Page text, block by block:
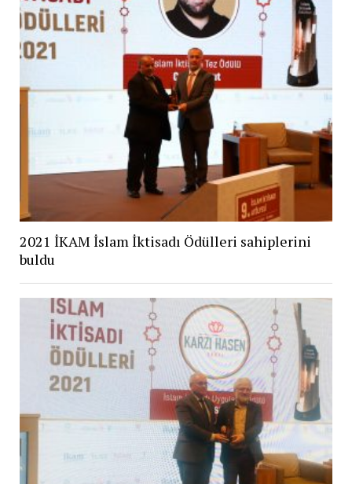
2021 İKAM İslam İktisadı Ödülleri sahiplerini
buldu